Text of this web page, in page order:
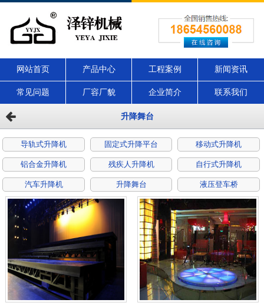
网站首页 产品中心 工程案例 新闻资讯
常见问题 厂容厂貌 企业简介 联系我们
升降舞台
导轨式升降机 固定式升降平台 移动式升降机
铝合金升降机 残疾人升降机 自行式升降机
汽车升降机 升降舞台 液压登车桥